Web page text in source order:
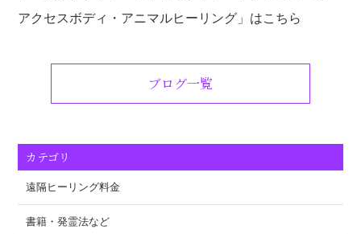
アクセスボディ・アニマルヒーリング」はこちら
ブログ一覧
カテゴリ
遠隔ヒーリング料金
書籍・発霊法など